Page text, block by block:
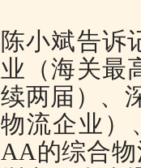
陈小斌告诉
业（海关最
续两届）、
物流企业）
AA的综合